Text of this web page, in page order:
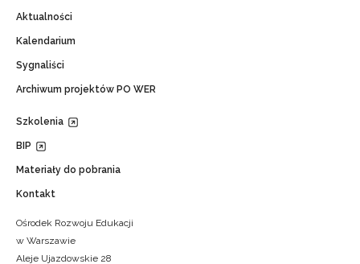
Aktualności
Kalendarium
Sygnaliści
Archiwum projektów PO WER
Szkolenia
BIP
Materiały do pobrania
Kontakt
Ośrodek Rozwoju Edukacji
w Warszawie
Aleje Ujazdowskie 28